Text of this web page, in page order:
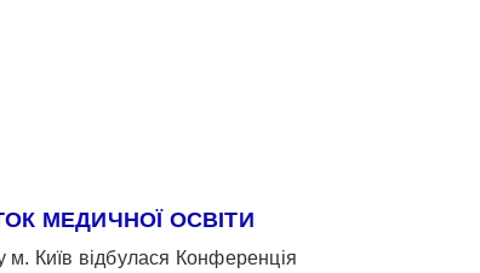
МЕДИЧНОЇ ОСВІТИ
м. Київ відбулася Конференція